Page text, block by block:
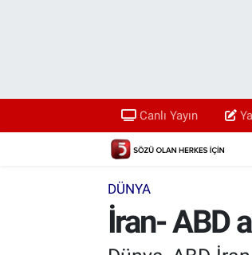
Canlı Yayın
DÜNYA
İran- ABD
Yayın Akışı
TV 5 Ekranı ve Arşiv